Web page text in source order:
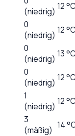
(niedrig) 12
0
(niedrig) 12
0
(niedrig) 13
0
(niedrig) 12
1
(niedrig) 12
3
(mäßig) 14